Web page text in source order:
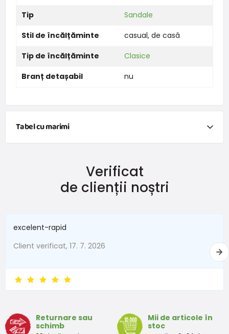
Tip
Sandale
Stil de încălțăminte
casual, de casă
Tip de încălțăminte
Clasice
Branț detașabil
nu
Tabel cu marimi
Verificat
de clienții noștri
excelent-rapid
Client verificat, 17. 7. 2026
Returnare sau
schimb
Mii de articole în
stoc